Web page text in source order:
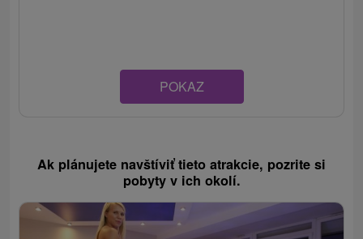
POKAZ
Ak plánujete navštíviť tieto atrakcie, pozrite si
pobyty v ich okolí.